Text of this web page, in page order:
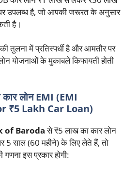
उपलब्ध है, जो आपकी जरूरत के अनुसार
है।
तुलना में प्रतिस्पर्धी है और आमतौर पर
योजनाओं के मुकाबले किफायती होती
लोन EMI (EMI
₹5 Lakh Car Loan)
of Barodaसे ₹5 लाख का कार लोन
5 साल (60 महीने) के लिए लेते हैं, तो
इस प्रकार होगी: